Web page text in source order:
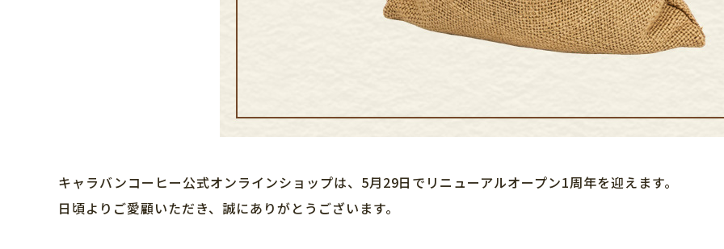
キャラバンコーヒー公式オンラインショップは、5月29日でリニューアルオープン1周年を迎えます。
日頃よりご愛顧いただき、誠にありがとうございます。